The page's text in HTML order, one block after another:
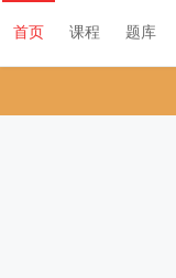
首页 课程 题库